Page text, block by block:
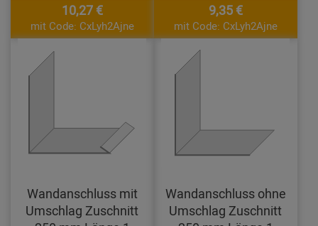
10,27 €
mit Code: CxLyh2Ajne
9,35 €
mit Code: CxLyh2Ajne
Wandanschluss mit
Umschlag Zuschnitt
Wandanschluss ohne
Umschlag Zuschnitt